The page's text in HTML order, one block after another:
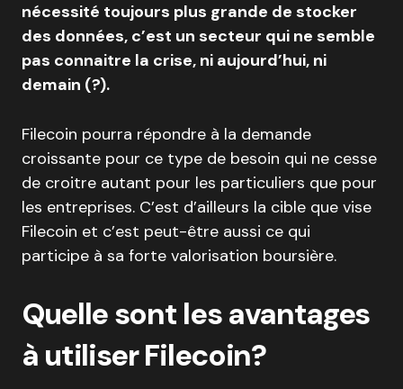
nécessité toujours plus grande de stocker
des données, c’est un secteur qui ne semble
pas connaitre la crise, ni aujourd’hui, ni
demain (?).
Filecoin pourra répondre à la demande
croissante pour ce type de besoin qui ne cesse
de croitre autant pour les particuliers que pour
les entreprises. C’est d’ailleurs la cible que vise
Filecoin et c’est peut-être aussi ce qui
participe à sa forte valorisation boursière.
Quelle sont les avantages
à utiliser Filecoin?